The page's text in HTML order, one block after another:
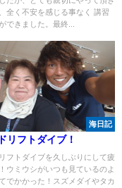
全く不安を感じる事なく 講習
できました。最終...
海日記
リフトダイブ！
フトダイブを久しぶりにして疲
ウミウシがいつも見ているのよ
でかかった！スズメダイやタカ